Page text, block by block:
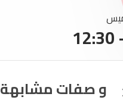
و صفات مشابهة